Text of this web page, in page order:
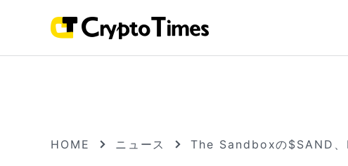
HOME ニュース The Sandboxの$SAND、